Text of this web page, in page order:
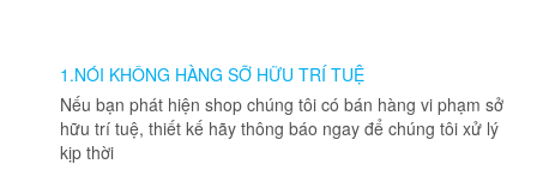
biến
thể.
Các
1.NÓI KHÔNG HÀNG SỠ HỮU TRÍ TUỆ
Nếu bạn phát hiện shop chúng tôi có bán hàng vi phạm sở
hữu trí tuệ, thiết kế hãy thông báo ngay để chúng tôi xử lý
kịp thời